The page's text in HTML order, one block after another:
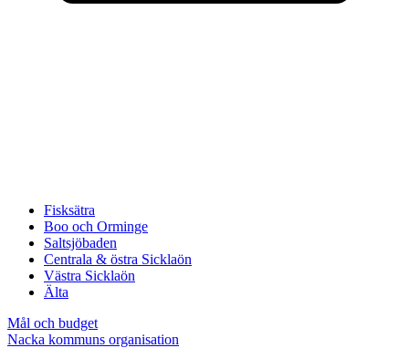
Fisksätra
Boo och Orminge
Saltsjöbaden
Centrala & östra Sicklaön
Västra Sicklaön
Älta
Mål och budget
Nacka kommuns organisation